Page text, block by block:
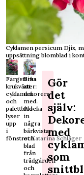
Cyklamen persicum Djix,
uppsättning blomblad i
Färgstarka
krukväxter:
cyklamen
och
palettblad
lyser
upp
i
fönstret.Katarina Schläger
Fina
att
dekorera
med.
Plocka
in
några
bärkvistar
och
blad
från
trädgården
och
Gör
det
själv:
med
som